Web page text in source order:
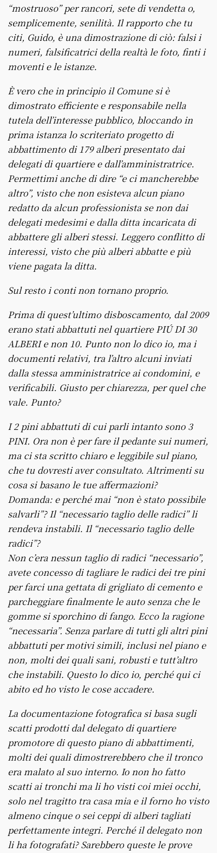
“mostruoso” per rancori, sete di vendetta o,
semplicemente, senilità. Il rapporto che tu
citi, Guido, è una dimostrazione di ciò: falsi i
numeri, falsificatrici della realtà le foto, finti i
moventi e le istanze.
È vero che in principio il Comune si è
dimostrato efficiente e responsabile nella
tutela dell’interesse pubblico, bloccando in
prima istanza lo scriteriato progetto di
abbattimento di 179 alberi presentato dai
delegati di quartiere e dall’amministratrice.
Permettimi anche di dire “e ci mancherebbe
altro”, visto che non esisteva alcun piano
redatto da alcun professionista se non dai
delegati medesimi e dalla ditta incaricata di
abbattere gli alberi stessi. Leggero conflitto di
interessi, visto che più alberi abbatte e più
viene pagata la ditta.
Sul resto i conti non tornano proprio.
Prima di quest’ultimo disboscamento, dal 2009
erano stati abbattuti nel quartiere PIÚ DI 30
ALBERI e non 10. Punto non lo dico io, ma i
documenti relativi, tra l’altro alcuni inviati
dalla stessa amministratrice ai condomini, e
verificabili. Giusto per chiarezza, per quel che
vale. Punto?
I 2 pini abbattuti di cui parli intanto sono 3
PINI. Ora non è per fare il pedante sui numeri,
ma ci sta scritto chiaro e leggibile sul piano,
che tu dovresti aver consultato. Altrimenti su
cosa si basano le tue affermazioni?
Domanda: e perché mai “non è stato possibile
salvarli”? Il “necessario taglio delle radici” li
rendeva instabili. Il “necessario taglio delle
radici”?
Non c’era nessun taglio di radici “necessario”,
avete concesso di tagliare le radici dei tre pini
per farci una gettata di grigliato di cemento e
parcheggiare finalmente le auto senza che le
gomme si sporchino di fango. Ecco la ragione
“necessaria”. Senza parlare di tutti gli altri pini
abbattuti per motivi simili, inclusi nel piano e
non, molti dei quali sani, robusti e tutt’altro
che instabili. Questo lo dico io, perché qui ci
abito ed ho visto le cose accadere.
La documentazione fotografica si basa sugli
scatti prodotti dal delegato di quartiere
promotore di questo piano di abbattimenti,
molti dei quali dimostrerebbero che il tronco
era malato al suo interno. Io non ho fatto
scatti ai tronchi ma li ho visti coi miei occhi,
solo nel tragitto tra casa mia e il forno ho visto
almeno cinque o sei ceppi di alberi tagliati
perfettamente integri. Perché il delegato non
li ha fotografati? Sarebbero queste le prove